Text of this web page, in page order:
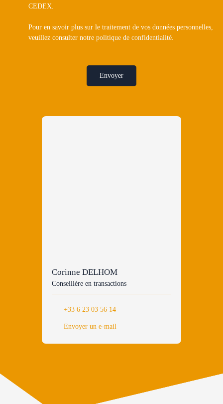
CEDEX.
Pour en savoir plus sur le traitement de vos données personnelles,
veuillez consulter notre politique de confidentialité
Envoyer
Corinne DELHOM
Conseillère en transactions
+33 6 23 03 56 14
Envoyer un e-mail